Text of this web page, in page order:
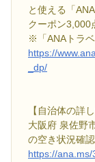
と使える「
クーポン3,000
※「ANAトラ
https://
_dp/
【自治体の詳
大阪府 泉佐野
の空き状況確
https://ana.ms/